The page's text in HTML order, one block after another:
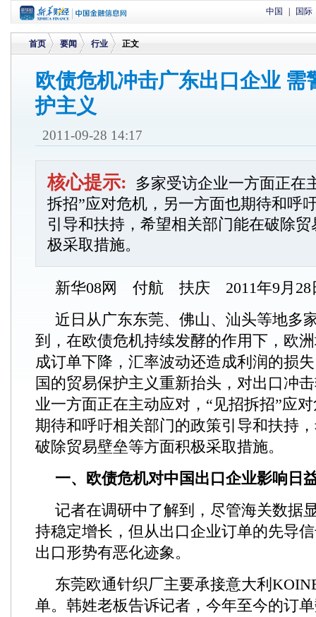
中国 国际
首页
>
要闻
>
行业 正文
欧债危机冲击广东出口企业 需
护主义
2011-09-28 14:17
核心提示: 多家受访企业一方面正在
拆招”应对危机，另一方面也期待和呼
引导和扶持，希望相关部门能在破除
极采取措施。
新华08网 付航 扶庆 2011年9月28
近日从广东东莞、佛山、汕头等地多
到，在欧债危机持续发酵的作用下，欧
成订单下降，汇率波动还造成利润的损
国的贸易保护主义重新抬头，对出口冲
业一方面正在主动应对，“见招拆招”应
期待和呼吁相关部门的政策引导和扶持
破除贸易壁垒等方面积极采取措施。
一、欧债危机对中国出口企业影响
记者在调研中了解到，尽管海关数据
持稳定增长，但从出口企业订单的先导
出口形势有恶化迹象。
东莞欧通针织厂主要承接意大利
单。韩姓老板告诉记者，今年至今的订